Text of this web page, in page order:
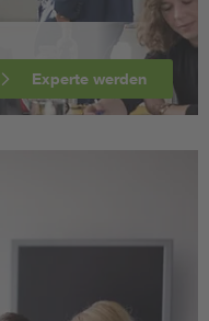
Experte werden